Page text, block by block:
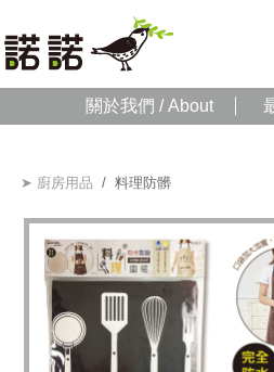
關於我們 / About
➤ 廚房用品 / 料理防髒